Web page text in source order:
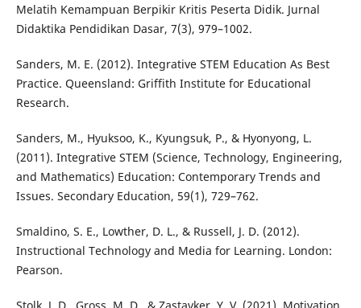
Melatih Kemampuan Berpikir Kritis Peserta Didik. Jurnal
Didaktika Pendidikan Dasar, 7(3), 979–1002.
Sanders, M. E. (2012). Integrative STEM Education As Best
Practice. Queensland: Griffith Institute for Educational
Research.
Sanders, M., Hyuksoo, K., Kyungsuk, P., & Hyonyong, L.
(2011). Integrative STEM (Science, Technology, Engineering,
and Mathematics) Education: Contemporary Trends and
Issues. Secondary Education, 59(1), 729–762.
Smaldino, S. E., Lowther, D. L., & Russell, J. D. (2012).
Instructional Technology and Media for Learning. London:
Pearson.